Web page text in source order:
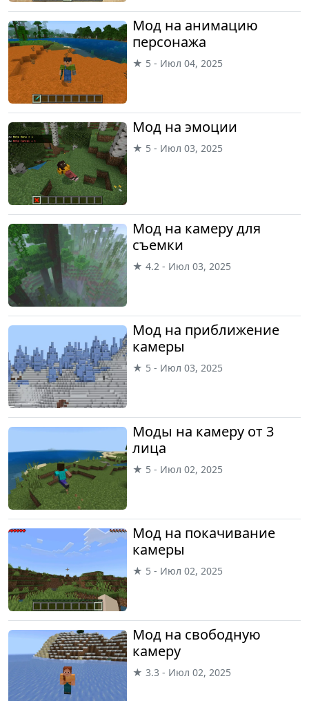
Мод на анимацию
персонажа
★ 5 - Июл 04, 2025
Мод на эмоции
★ 5 - Июл 03, 2025
Мод на камеру для
съемки
★ 4.2 - Июл 03, 2025
Мод на приближение
камеры
★ 5 - Июл 03, 2025
Моды на камеру от 3
лица
★ 5 - Июл 02, 2025
Мод на покачивание
камеры
★ 5 - Июл 02, 2025
Мод на свободную
камеру
★ 3.3 - Июл 02, 2025